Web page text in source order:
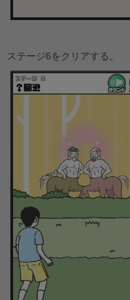
ステージ6をクリアする。